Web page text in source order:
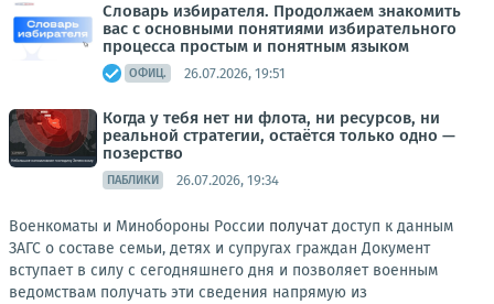
Словарь избирателя. Продолжаем знакомить
вас с основными понятиями избирательного
процесса простым и понятным языком
ОФИЦ. 26.07.2026, 19:51
Когда у тебя нет ни флота, ни ресурсов, ни
реальной стратегии, остаётся только одно —
позерство
ПАБЛИКИ 26.07.2026, 19:34
Военкоматы и Минобороны России получатдоступ к данным
ЗАГС о составе семьи, детях и супругах граждан Документ
вступает в силу с сегодняшнего дня и позволяет военным
ведомствам получать эти сведения напрямую из